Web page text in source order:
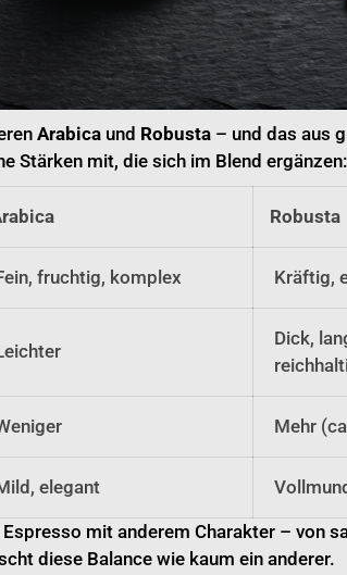
Arabica und Robusta – und das aus
Stärken mit, die sich im Blend ergänzen:
Robusta
fruchtig, komplex Kräftig,
Dick,
Mehr
elegant
mit anderem Charakter – von
diese Balance wie kaum ein anderer.